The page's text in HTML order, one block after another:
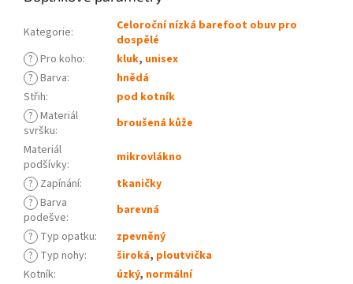
Kategorie:
Celoroční nízká barefoot obuv pro
dospělé
? Pro koho: kluk, unisex
? Barva:
hnědá
Střih:
pod kotník
? Materiál
svršku:
broušená kůže
Materiál
podšívky:
mikrovlákno
? Zapínání:
tkaničky
? Barva
podešve:
barevná
? Typ opatku:
zpevněný
? Typ nohy: široká, ploutvička
Kotník: úzký, normální